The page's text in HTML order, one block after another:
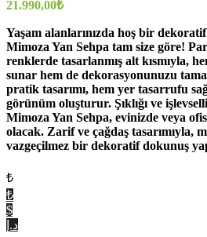
21.990,00₺
Yaşam alanlarınızda hoş bir
Mimoza Yan Sehpa tam size göre!
renklerde tasarlanmış alt kısmıyla,
sunar hem de dekorasyonunuzu
pratik tasarımı, hem yer tasarrufu
görünüm oluşturur. Şıklığı ve
Mimoza Yan Sehpa, evinizde veya
olacak. Zarif ve çağdaş tasarımıyla,
vazgeçilmez bir dekoratif dokunuş
₺
₺
$
د.إ